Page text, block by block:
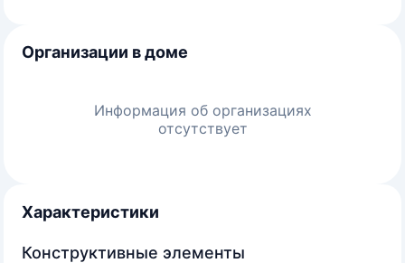
Организации в доме
Информация об организациях
отсутствует
Характеристики
Конструктивные элементы